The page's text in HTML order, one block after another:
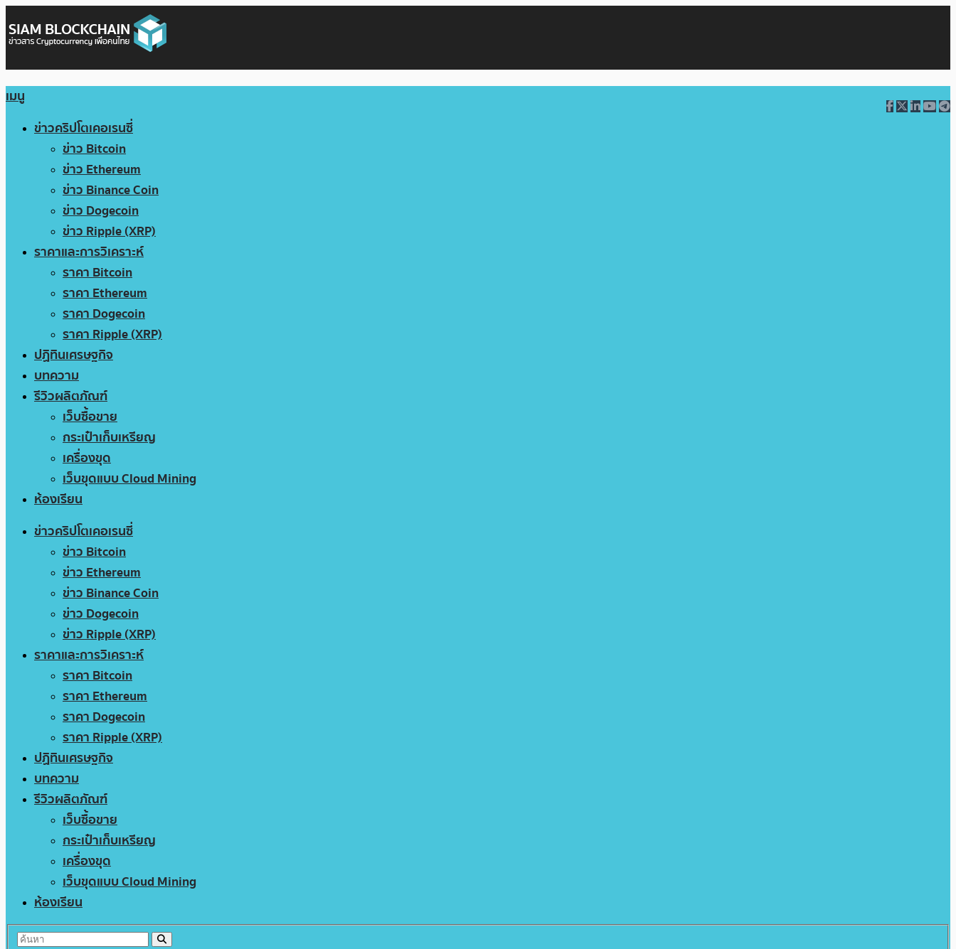
เมนู
ข่าวคริปโตเคอเรนซี่
ข่าว Bitcoin
ข่าว Ethereum
ข่าว Binance Coin
ข่าว Dogecoin
ข่าว Ripple (XRP)
ราคาและการวิเคราะห์
ราคา Bitcoin
ราคา Ethereum
ราคา Dogecoin
ราคา Ripple (XRP)
ปฏิทินเศรษฐกิจ
บทความ
รีวิวผลิตภัณฑ์
เว็บซื้อขาย
กระเป๋าเก็บเหรียญ
เครื่องขุด
เว็บขุดแบบ Cloud Mining
ห้องเรียน
ข่าวคริปโตเคอเรนซี่
ข่าว Bitcoin
ข่าว Ethereum
ข่าว Binance Coin
ข่าว Dogecoin
ข่าว Ripple (XRP)
ราคาและการวิเคราะห์
ราคา Bitcoin
ราคา Ethereum
ราคา Dogecoin
ราคา Ripple (XRP)
ปฏิทินเศรษฐกิจ
บทความ
รีวิวผลิตภัณฑ์
เว็บซื้อขาย
กระเป๋าเก็บเหรียญ
เครื่องขุด
เว็บขุดแบบ Cloud Mining
ห้องเรียน